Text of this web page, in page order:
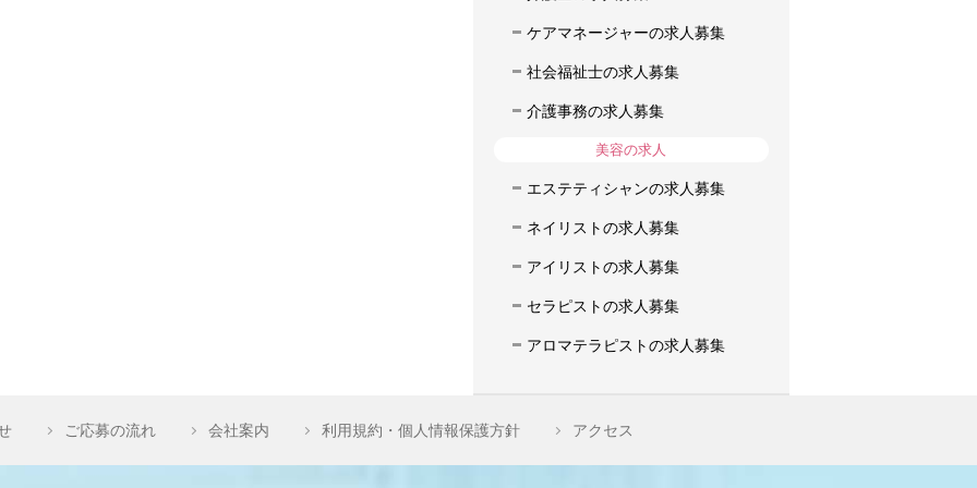
ケアマネージャーの求人募集
社会福祉士の求人募集
介護事務の求人募集
美容の求人
エステティシャンの求人募集
ネイリストの求人募集
アイリストの求人募集
セラピストの求人募集
アロマテラピストの求人募集
ご応募の流れ 会社案内 利用規約・個人情報保護方針 アクセス